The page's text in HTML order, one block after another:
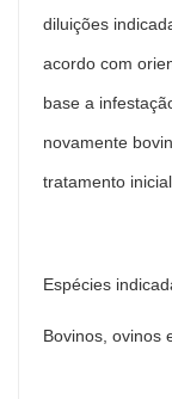
diluições
acordo com
base a
novamente
tratamento inicial.
Espécies
Bovinos, ovinos